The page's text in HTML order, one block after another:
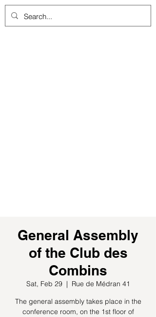
General Assembly
of the Club des
Combins
Sat, Feb 29
  |
Rue de Médran 41
The general assembly takes place in the
conference room, on the 1st floor of